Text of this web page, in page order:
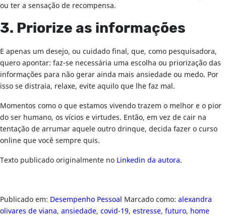
ou ter a sensação de recompensa.
3. Priorize as informações
E apenas um desejo, ou cuidado final, que, como pesquisadora,
quero apontar: faz-se necessária uma escolha ou priorização das
informações para não gerar ainda mais ansiedade ou medo. Por
isso se distraia, relaxe, evite aquilo que lhe faz mal.
Momentos como o que estamos vivendo trazem o melhor e o pior
do ser humano, os vícios e virtudes. Então, em vez de cair na
tentação de arrumar aquele outro drinque, decida fazer o curso
online que você sempre quis.
Texto publicado originalmente no Linkedin da autora.
Publicado em: Desempenho Pessoal Marcado como: alexandra
olivares de viana, ansiedade, covid-19, estresse, futuro, home